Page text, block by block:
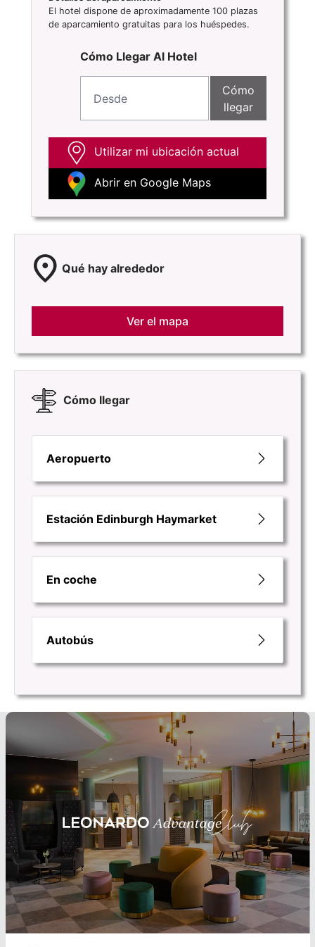
El hotel dispone de aproximadamente 100 plazas
de aparcamiento gratuitas para los huéspedes.
Cómo Llegar Al Hotel
Cómo
llegar
Utilizar mi ubicación actual
Abrir en Google Maps
location_on Qué hay alrededor
Ver el mapa
Cómo llegar
Aeropuerto
Estación Edinburgh Haymarket
En coche
Autobús